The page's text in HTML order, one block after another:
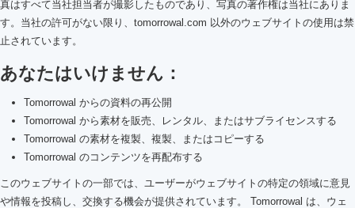
真はすべて当社担当者が撮影したものであり、写真の著作権は当社にありま
す。当社の許可がない限り、tomorrowal.com 以外のウェブサイトの使用は禁
止されています。
あなたはいけません：
Tomorrowal からの資料の再公開
Tomorrowal から素材を販売、レンタル、またはサブライセンスする
Tomorrowal の素材を複製、複製、またはコピーする
Tomorrowal のコンテンツを再配布する
このウェブサイトの一部では、ユーザーがウェブサイトの特定の領域に意見
や情報を投稿し、交換する機会が提供されています。 Tomorrowal は、ウェ